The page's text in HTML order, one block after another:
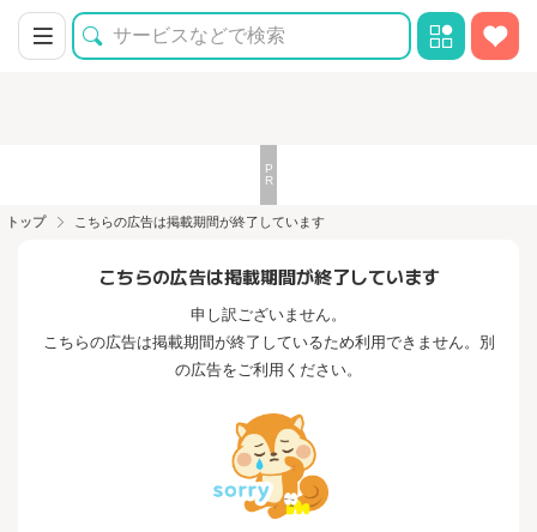
トップ こちらの広告は掲載期間が終了しています
こちらの広告は掲載期間が終了しています
申し訳ございません。
こちらの広告は掲載期間が終了しているため利用できません。別
の広告をご利用ください。